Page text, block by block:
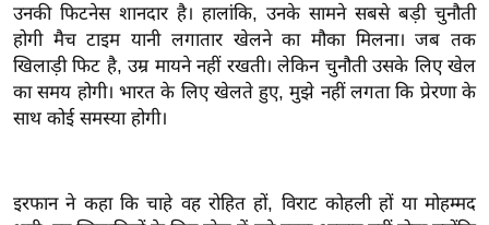
बे
मि
सा
ल
य
उनकी फिटनेस शानदार है। हालांकि, उनके सामने सबसे बड़ी चुनौती
होगी मैच टाइम यानी लगातार खेलने का मौका मिलना। जब तक
खिलाड़ी फिट है, उम्र मायने नहीं रखती। लेकिन चुनौती उसके लिए खेल
का समय होगी। भारत के लिए खेलते हुए, मुझे नहीं लगता कि प्रेरणा के
साथ कोई समस्या होगी।
इरफान ने कहा कि चाहे वह रोहित हों, विराट कोहली हों या मोहम्मद